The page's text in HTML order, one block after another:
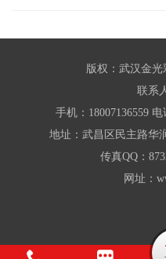
版权：武汉金
联系
手机：18007136559 电
地址：武昌区民主路华
传真QQ：
网址：